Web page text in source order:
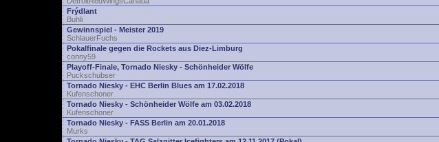
Frýdlant
Buhli
Gewinnspiel - Meister 2019
SchlauerFuchs
Pokalfinale gegen die Rockets aus Diez-Limburg
conny59
Playoff-Finale, Tornado Niesky - Schönheider Wölfe
Puckschubser
Tornado Niesky - EHC Berlin Blues am 17.02.2018
Kufenschoner
Tornado Niesky - Schönheider Wölfe am 03.02.2018
Kufenschoner
Tornado Niesky - FASS Berlin am 20.01.2018
Murks